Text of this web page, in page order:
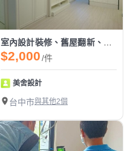
$2,000/件
美舍設計
台中市與其他2個